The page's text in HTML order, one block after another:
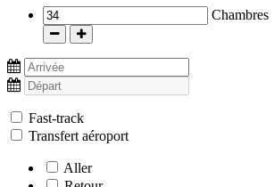
Chambres
- +
Fast-track
Transfert aéroport
Aller